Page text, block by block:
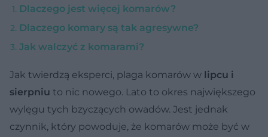
Dlaczego jest więcej komarów?
Dlaczego komary są tak agresywne?
Jak walczyć z komarami?
Jak twierdzą eksperci, plaga komarów w lipcu i
sierpniu to nic nowego. Lato to okres największego
wylęgu tych bzyczących owadów. Jest jednak
czynnik, który powoduje, że komarów może być w